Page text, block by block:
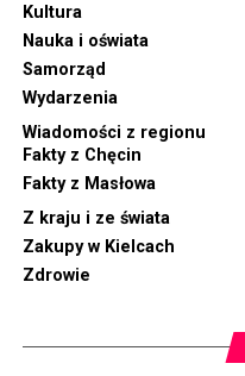
Kultura
Nauka i oświata
Samorząd
Wydarzenia
Wiadomości z regionu
Fakty z Chęcin
Fakty z Masłowa
Z kraju i ze świata
Zakupy w Kielcach
Zdrowie